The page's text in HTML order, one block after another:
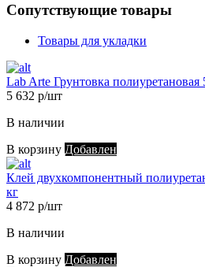
Сопутствующие товары
Товары для укладки
Lab Arte Грунтовка полиуретановая
5 632 р/шт
В наличии
В корзину Добавлен
Клей двухкомпонентный
кг
4 872 р/шт
В наличии
В корзину Добавлен